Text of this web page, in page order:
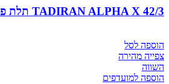
TADIRAN ALPHA X 42/3 תלת פאזי
הוספה לסל
צפייה מהירה
השווה
הוספה למועדפים